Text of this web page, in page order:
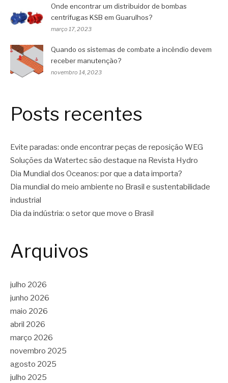
Onde encontrar um distribuidor de bombas
centrífugas KSB em Guarulhos?
março 17, 2023
Quando os sistemas de combate a incêndio devem
receber manutenção?
novembro 14, 2023
Posts recentes
Evite paradas: onde encontrar peças de reposição WEG
Soluções da Watertec são destaque na Revista Hydro
Dia Mundial dos Oceanos: por que a data importa?
Dia mundial do meio ambiente no Brasil e sustentabilidade
industrial
Dia da indústria: o setor que move o Brasil
Arquivos
julho 2026
junho 2026
maio 2026
abril 2026
março 2026
novembro 2025
agosto 2025
julho 2025